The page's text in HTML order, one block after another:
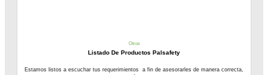
Otros
Listado De Productos Palsafety
Estamos listos a escuchar tus requerimientos a fin de asesorarles de manera correcta,